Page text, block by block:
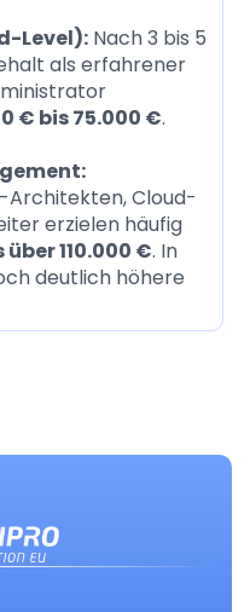
Level): Nach 3 bis 5
als erfahrener
€ bis 75.000 €.
Cloud-
erzielen häufig
110.000 €. In
deutlich höhere